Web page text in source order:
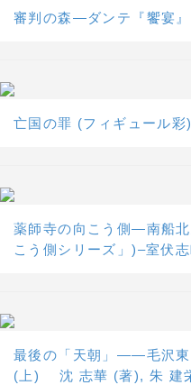
審判の森―ダンテ『饗宴
亡国の罪 (フィギュール
薬師寺の向こう側―南船
こう側シリーズ」)–室伏
最後の「天朝」――毛沢東
(上) 沈 志華 (著), 朱 建